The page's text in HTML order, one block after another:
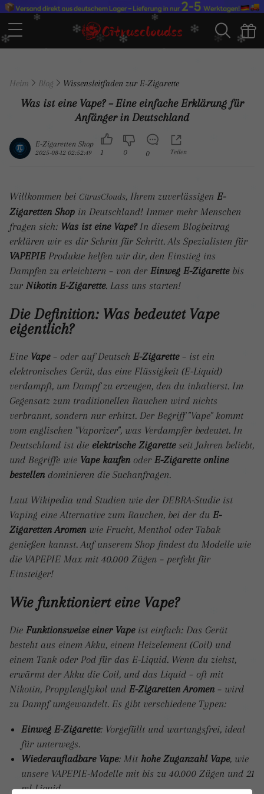
Heim Blog Wissensleitfaden zur E-Zigarette
Was ist eine Vape? – Eine einfache Erklärung für
Anfänger in Deutschland
E-Zigaretten Shop
2025-08-12 02:52:49 1 0 0 Teilen
Willkommen bei CitrusClouds, Ihrem zuverlässigen E-
Zigaretten Shop in Deutschland! Immer mehr Menschen
fragen sich: Was ist eine Vape?In diesem Blogbeitrag
erklären wir es dir Schritt für Schritt. Als Spezialisten für
VAPEPIEProdukte helfen wir dir, den Einstieg ins
Dampfen zu erleichtern – von der Einweg E-Zigarettebis
zur Nikotin E-Zigarette. Lass uns starten!
Die Definition: Was bedeutet Vape
eigentlich?
Eine Vape– oder auf Deutsch E-Zigarette– ist ein
elektronisches Gerät, das eine Flüssigkeit (E-Liquid)
verdampft, um Dampf zu erzeugen, den du inhalierst. Im
Gegensatz zum traditionellen Rauchen wird nichts
verbrannt, sondern nur erhitzt. Der Begriff "Vape" kommt
vom englischen "Vaporizer", was Verdampfer bedeutet. In
Deutschland ist die elektrische Zigaretteseit Jahren beliebt,
und Begriffe wie Vape kaufen oder E-Zigarette online
bestellen dominieren die Suchanfragen.
Laut Wikipedia und Studien wie der DEBRA-Studie ist
Vaping eine Alternative zum Rauchen, bei der du E-
Zigaretten Aromen wie Frucht, Menthol oder Tabak
genießen kannst. Auf unserem Shop findest du Modelle wie
die VAPEPIE Max mit 40.000 Zügen – perfekt für
Einsteiger!
Wie funktioniert eine Vape?
Die Funktionsweise einer Vapeist einfach: Das Gerät
besteht aus einem Akku, einem Heizelement (Coil) und
einem Tank oder Pod für das E-Liquid. Wenn du ziehst,
erwärmt der Akku die Coil, und das Liquid – oft mit
Nikotin, Propylenglykol und E-Zigaretten Aromen – wird
zu Dampf umgewandelt. Es gibt verschiedene Typen:
Einweg E-Zigarette: Vorgefüllt und wartungsfrei, ideal
für unterwegs.
Wiederaufladbare Vape: Mit hohe Zuganzahl Vape, wie
unsere VAPEPIE-Modelle mit bis zu 40.000 Zügen und 21
ml Liquid.